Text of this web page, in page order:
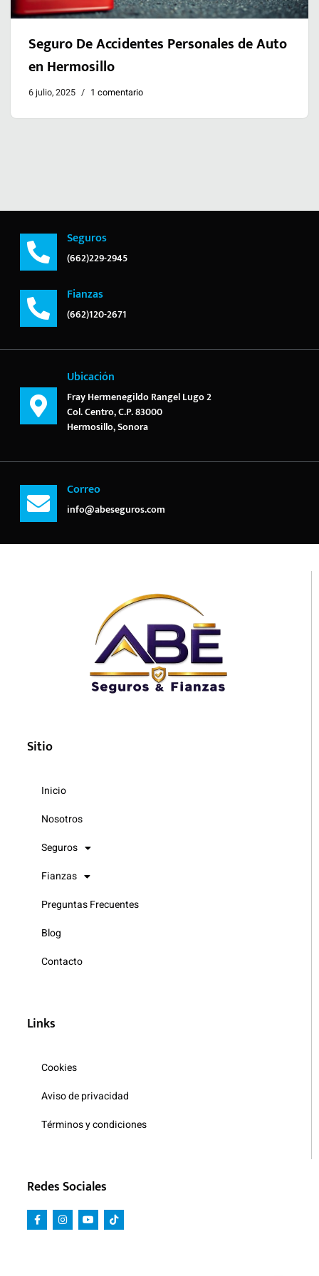
Seguro De Accidentes Personales de Auto
en Hermosillo
6 julio, 2025 1 comentario
Seguros
(662)229-2945
Fianzas
(662)120-2671
Ubicación
Fray Hermenegildo Rangel Lugo 2
Col. Centro, C.P. 83000
Hermosillo, Sonora
Correo
info@abeseguros.com
Sitio
Inicio
Nosotros
Seguros
Fianzas
Preguntas Frecuentes
Blog
Contacto
Links
Cookies
Aviso de privacidad
Términos y condiciones
Redes Sociales